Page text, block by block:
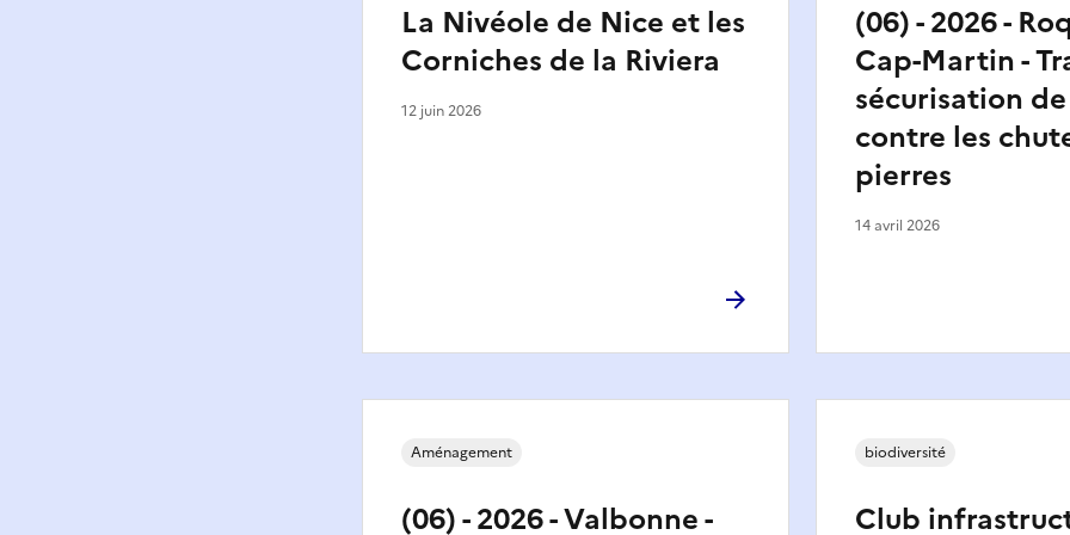
La Nivéole de Nice et les
Corniches de la Riviera
12 juin 2026
(06) - 2026 -
Cap-Martin -
sécurisation de
contre les
pierres
14 avril 2026
(06) - 2026 - Valbonne -
Aménagement
Club
biodiversité